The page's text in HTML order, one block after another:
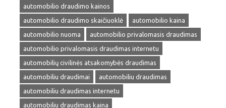
automobilio draudimo kainos
automobilio draudimo skaičiuoklė
automobilio kaina
automobilio nuoma
automobilio privalomasis draudimas
automobilio privalomasis draudimas internetu
automobilių civilinės atsakomybės draudimas
automobiliu draudimai
automobiliu draudimas
automobiliu draudimas internetu
automobiliu draudimas kaina